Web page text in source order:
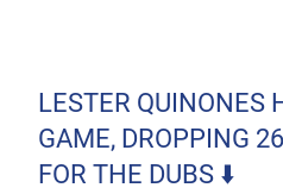
LESTER QUINONES
GAME, DROPPING
FOR THE DUBS ⬇️